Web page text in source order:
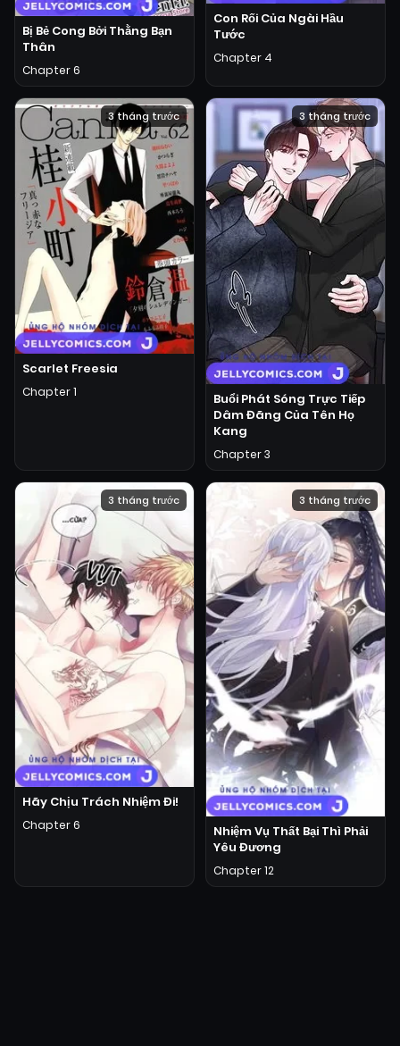
Bị Bẻ Cong Bởi Thằng Bạn
Thân
Chapter 6
Con Rối Của Ngài Hầu
Tước
Chapter 4
3 tháng trước
Scarlet Freesia
Chapter 1
3 tháng trước
Buổi Phát Sóng Trực Tiếp
Dâm Đãng Của Tên Họ
Kang
Chapter 3
3 tháng trước
Hãy Chịu Trách Nhiệm Đi!
Chapter 6
3 tháng trước
Nhiệm Vụ Thất Bại Thì Phải
Yêu Đương
Chapter 12